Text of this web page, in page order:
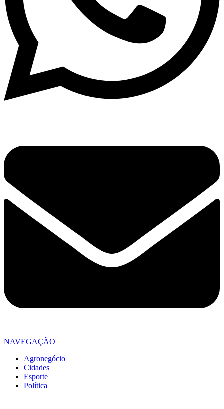
NAVEGAÇÃO
Agronegócio
Cidades
Esporte
Política